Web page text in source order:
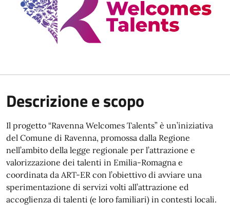
Descrizione e scopo
Il progetto “Ravenna Welcomes Talents” è un’iniziativa
del Comune di Ravenna, promossa dalla Regione
nell’ambito della legge regionale per l’attrazione e
valorizzazione dei talenti in Emilia-Romagna e
coordinata da ART-ER con l’obiettivo di avviare una
sperimentazione di servizi volti all’attrazione ed
accoglienza di talenti (e loro familiari) in contesti locali.